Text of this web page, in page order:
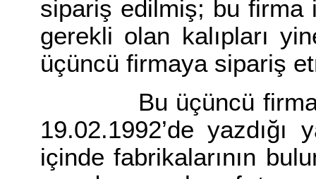
sipariş edilmiş; bu firma
gerekli olan kalıpları
üçüncü firmaya sipariş
Bu üçüncü firma,
19.02.1992’de yazdığı
içinde fabrikalarının